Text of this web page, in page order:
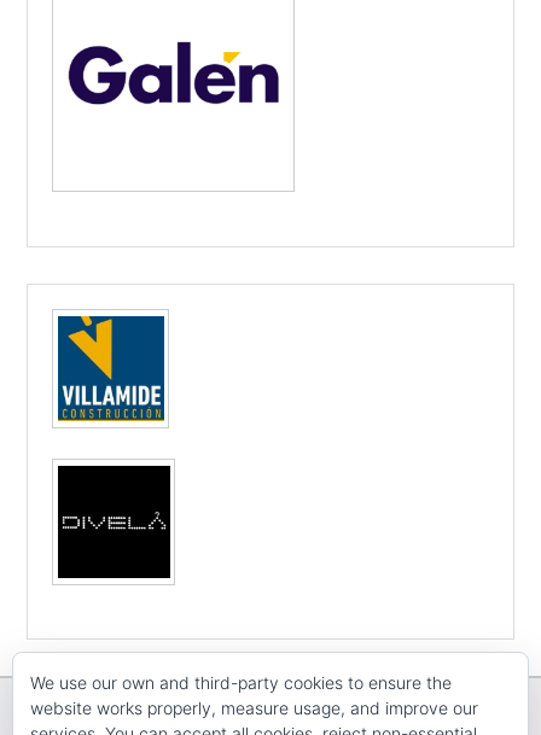
We use our own and third-party cookies to ensure the
website works properly, measure usage, and improve our